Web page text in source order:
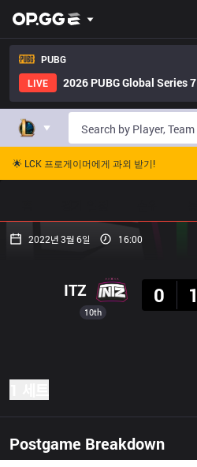
PUBG
LIVE
2026 PUBG Global Series 7
🌟 LCK 프로게이머에게 과외 받기!
2022년 3월 6일 16:00
10th
ITZ
0
1
Postgame Breakdown